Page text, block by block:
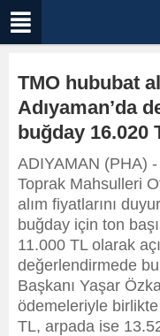
TMO hububat
Adıyaman’da
buğday 16.020
ADIYAMAN (PHA)
Toprak Mahsulleri
alım fiyatlarını
buğday için ton
11.000 TL olarak
değerlendirmede
Başkanı Yaşar
ödemeleriyle
TL, arpada ise